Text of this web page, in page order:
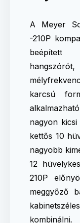
A Meyer
-210P
beépített
karcsú
nagyon
kettős 10
nagyobb
12
210P
meggyőző
kombinálni.